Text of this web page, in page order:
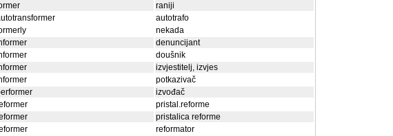
raniji
autotrafo
nekada
denuncijant
doušnik
izvjestitelj, izvjes
potkazivač
izvođač
pristal.reforme
pristalica reforme
reformator